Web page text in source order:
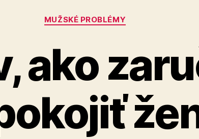
Kategórie
MUŽSKÉ PROBLÉMY
ako